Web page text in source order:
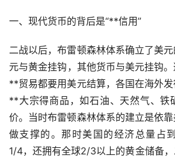
一、现代货币的背后是“**信用”
二战以后，布雷顿森林体系确立了美
元与黄金挂钩，其他货币与美元挂钩
**贸易都要用美元结算，各国在海外发
**大宗得商品，如石油、天然气、铁
价。当时布雷顿森林体系的建立是依
做支撑的。那时美国的经济总量占
1/4，还拥有全球2/3以上的黄金储备